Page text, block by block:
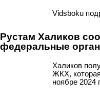
Vidsboku
Рустам Халиков
федеральные
Халиков
ЖКХ,
ноябре 2024